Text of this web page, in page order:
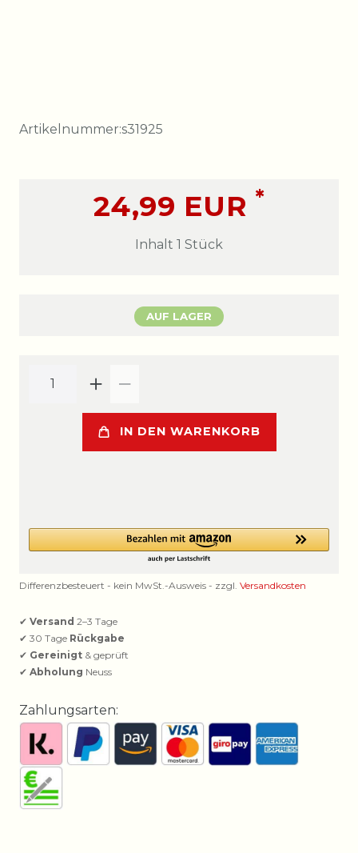
Artikelnummer:s31925
24,99 EUR *
Inhalt 1 Stück
AUF LAGER
IN DEN WARENKORB
Differenzbesteuert - kein MwSt.-Ausweis - zzgl. Versandkosten
✔ Versand 2–3 Tage
✔ 30 Tage Rückgabe
✔ Gereinigt & geprüft
✔ Abholung Neuss
Zahlungsarten: